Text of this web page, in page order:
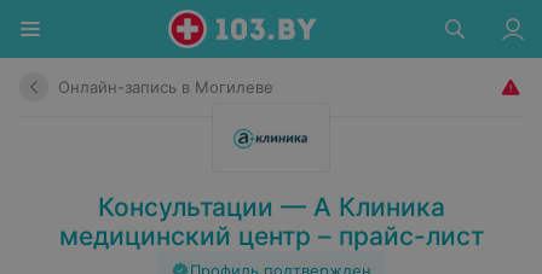
Онлайн-запись в Могилеве
Консультации — А Клиника
медицинский центр – прайс-лист